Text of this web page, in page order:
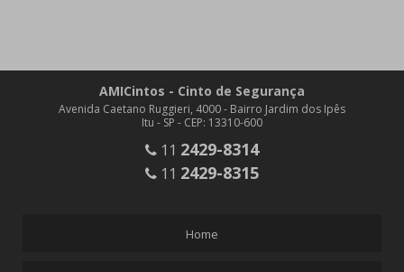
AMICintos - Cinto de Segurança
Avenida Caetano Ruggieri, 4000 - Bairro Jardim dos Ipês
Itu - SP - CEP: 13310-600
11 2429-8314
11 2429-8315
Home